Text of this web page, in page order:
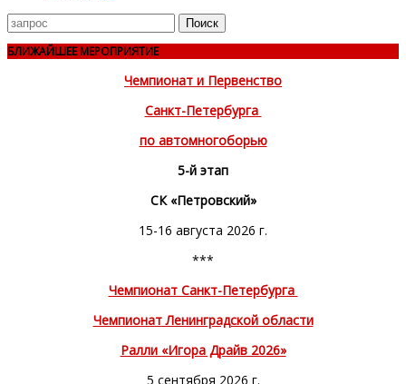
Поиск
для
БЛИЖАЙШЕЕ МЕРОПРИЯТИЕ
Чемпионат и Первенство
Санкт-Петербурга
по автомногоборью
5-й этап
СК «Петровский»
15-16 августа 2026 г.
***
Чемпионат Санкт-Петербурга
Чемпионат Ленинградской области
Ралли «Игора Драйв 2026»
5 сентября 2026 г.